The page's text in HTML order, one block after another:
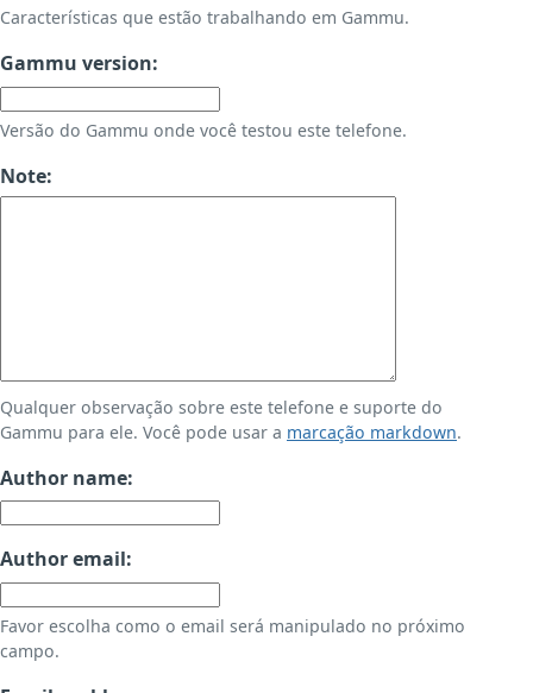
Características que estão trabalhando em Gammu.
Gammu version:
Versão do Gammu onde você testou este telefone.
Note:
Qualquer observação sobre este telefone e suporte do
Gammu para ele. Você pode usar a marcação markdown.
Author name:
Author email:
Favor escolha como o email será manipulado no próximo
campo.